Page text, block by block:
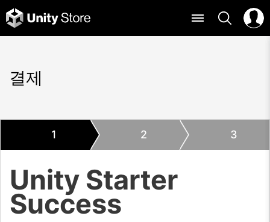
결제
1 2 3
Unity Starter
Success